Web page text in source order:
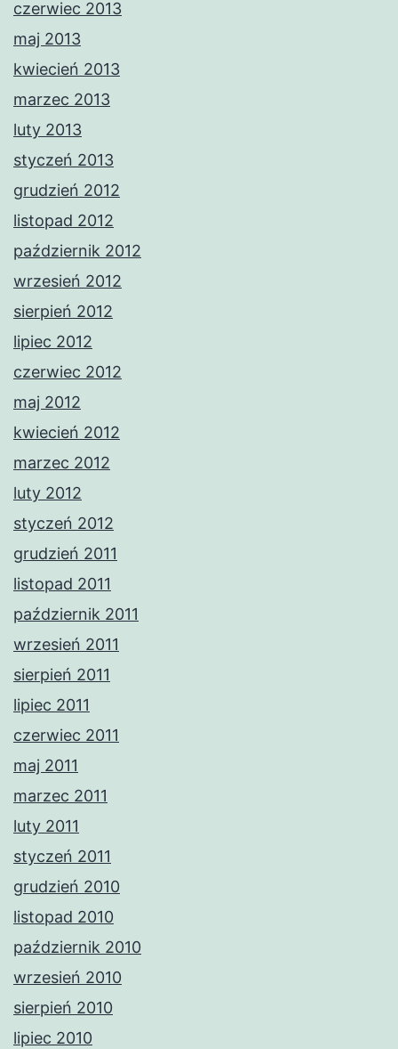
czerwiec 2013
maj 2013
kwiecień 2013
marzec 2013
luty 2013
styczeń 2013
grudzień 2012
listopad 2012
październik 2012
wrzesień 2012
sierpień 2012
lipiec 2012
czerwiec 2012
maj 2012
kwiecień 2012
marzec 2012
luty 2012
styczeń 2012
grudzień 2011
listopad 2011
październik 2011
wrzesień 2011
sierpień 2011
lipiec 2011
czerwiec 2011
maj 2011
marzec 2011
luty 2011
styczeń 2011
grudzień 2010
listopad 2010
październik 2010
wrzesień 2010
sierpień 2010
lipiec 2010